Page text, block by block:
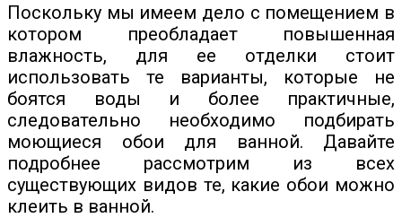
Поскольку мы имеем дело с помещением в
котором преобладает повышенная
влажность, для ее отделки стоит
использовать те варианты, которые не
боятся воды и более практичные,
следовательно необходимо подбирать
моющиеся обои для ванной. Давайте
подробнее рассмотрим из всех
существующих видов те, какие обои можно
клеить в ванной.